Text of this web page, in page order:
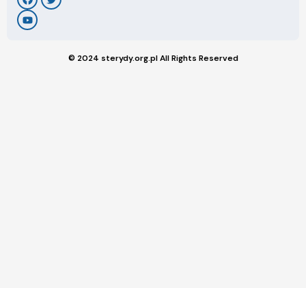
© 2024 sterydy.org.pl All Rights Reserved